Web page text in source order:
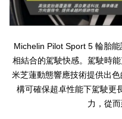
Michelin Pilot Sport 5 輪胎能
相結合的駕駛快感。駕駛時
米芝蓮動態響應技術提供出色
構可確保超卓性能下駕駛更
力，從而